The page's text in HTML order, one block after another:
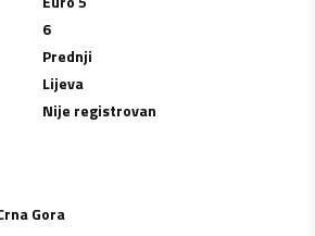
6
Prednji
Lijeva
Nije registrovan
Gora